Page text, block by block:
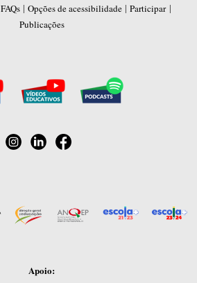
FAQs| Opções de acessibilidade| Participar|
Publicações
Apoio: